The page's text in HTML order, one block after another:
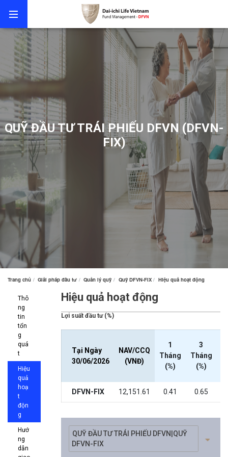
QUỸ ĐẦU TƯ TRÁI PHIẾU DFVN (DFVN-
FIX)
Trang chủ Giải pháp đầu tư Quản lý quỹ Quỹ DFVN-FIX Hiệu quả hoạt động
Thô
ng
tin
tổn
g
quá
t
Hiệu
quả
hoạ
t
độn
g
Hướ
ng
dẫn
Hiệu quả hoạt động
Lợi suất đầu tư (%)
Tại Ngày
30/06/2026
NAV/CCQ
(VNĐ)
1
Tháng
(%)
3
Tháng
(%)
DFVN-FIX 12,151.61 0.41 0.65